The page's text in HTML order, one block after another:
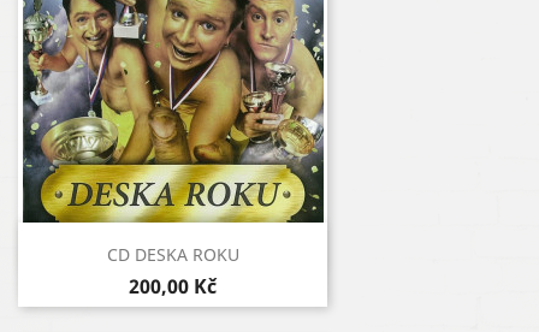
Rychlý náhled
CD DESKA ROKU
200,00 Kč